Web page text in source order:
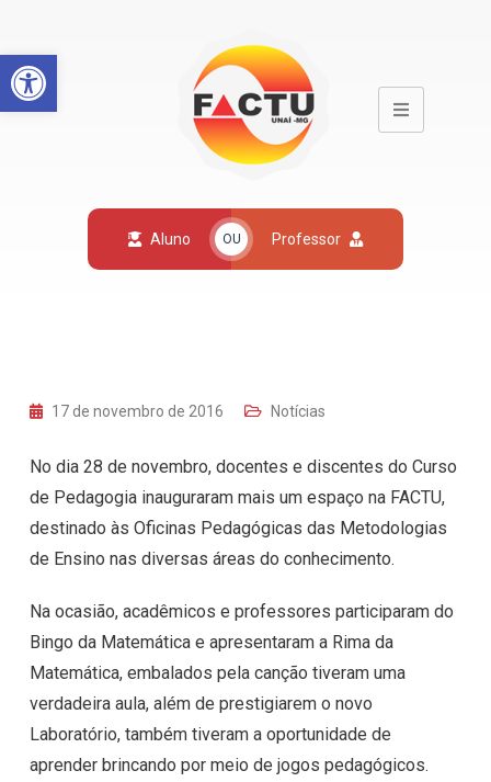
Open toolbar
Aluno OU Professor
17 de novembro de 2016 Notícias
No dia 28 de novembro, docentes e discentes do Curso
de Pedagogia inauguraram mais um espaço na FACTU,
destinado às Oficinas Pedagógicas das Metodologias
de Ensino nas diversas áreas do conhecimento.
Na ocasião, acadêmicos e professores participaram do
Bingo da Matemática e apresentaram a Rima da
Matemática, embalados pela canção tiveram uma
verdadeira aula, além de prestigiarem o novo
Laboratório, também tiveram a oportunidade de
aprender brincando por meio de jogos pedagógicos.